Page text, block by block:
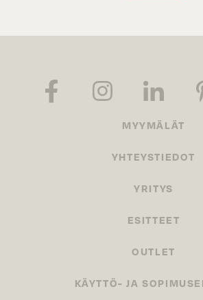
MYYMÄLÄT
YHTEYSTIEDOT
YRITYS
ESITTEET
OUTLET
KÄYTTÖ- JA